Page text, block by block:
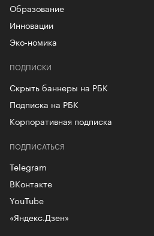
Образование
Инновации
Эко-номика
ПОДПИСКИ
Скрыть баннеры на РБК
Подписка на РБК
Корпоративная подписка
ПОДПИСАТЬСЯ
Telegram
ВКонтакте
YouTube
«Яндекс.Дзен»